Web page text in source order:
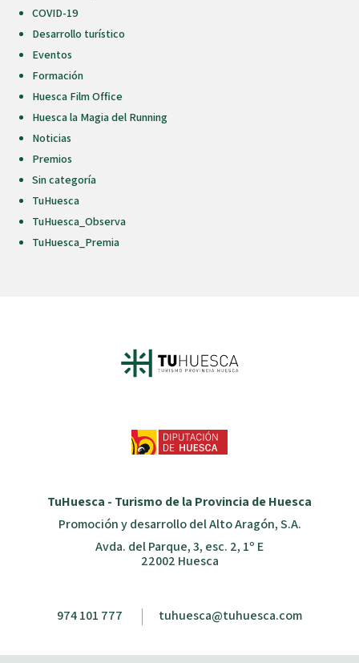
COVID-19
Desarrollo turístico
Eventos
Formación
Huesca Film Office
Huesca la Magia del Running
Noticias
Premios
Sin categoría
TuHuesca
TuHuesca_Observa
TuHuesca_Premia
TuHuesca - Turismo de la Provincia de Huesca
Promoción y desarrollo del Alto Aragón, S.A.
Avda. del Parque, 3, esc. 2, 1º E
22002 Huesca
974 101 777 tuhuesca@tuhuesca.com